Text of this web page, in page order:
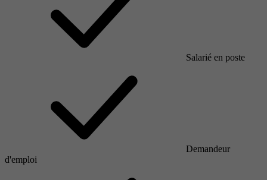
Salarié en poste
Demandeur
d'emploi